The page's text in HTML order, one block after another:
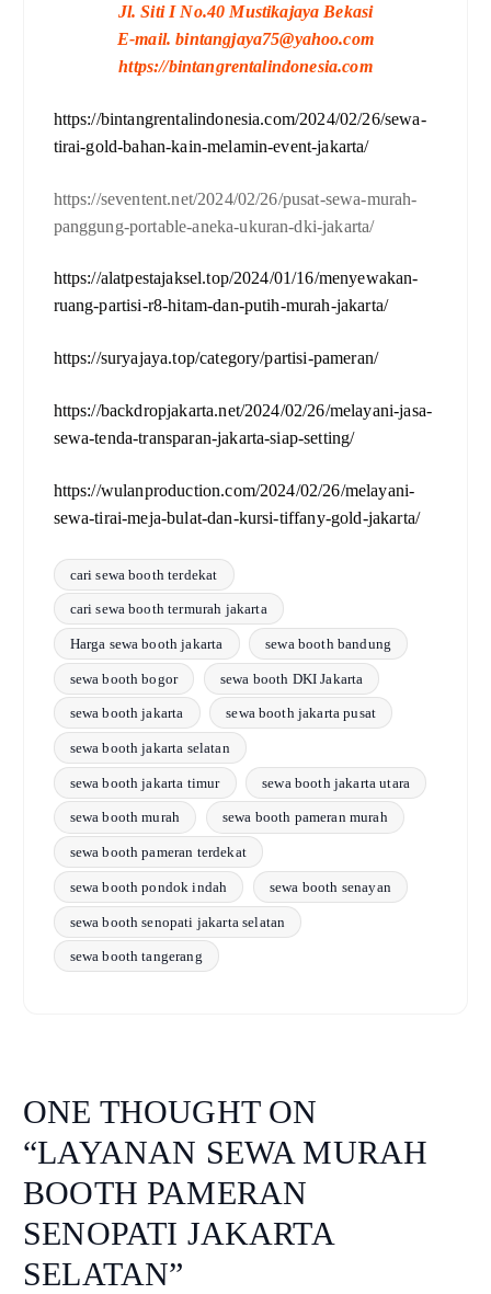
Jl. Siti I No.40 Mustikajaya Bekasi
E-mail. bintangjaya75@yahoo.com
https://bintangrentalindonesia.com
https://bintangrentalindonesia.com/2024/02/26/sewa-
tirai-gold-bahan-kain-melamin-event-jakarta/
https://seventent.net/2024/02/26/pusat-sewa-murah-
panggung-portable-aneka-ukuran-dki-jakarta/
https://alatpestajaksel.top/2024/01/16/menyewakan-
ruang-partisi-r8-hitam-dan-putih-murah-jakarta/
https://suryajaya.top/category/partisi-pameran/
https://backdropjakarta.net/2024/02/26/melayani-jasa-
sewa-tenda-transparan-jakarta-siap-setting/
https://wulanproduction.com/2024/02/26/melayani-
sewa-tirai-meja-bulat-dan-kursi-tiffany-gold-jakarta/
cari sewa booth terdekat
cari sewa booth termurah jakarta
Harga sewa booth jakarta sewa booth bandung
sewa booth bogor sewa booth DKI Jakarta
sewa booth jakarta sewa booth jakarta pusat
sewa booth jakarta selatan
sewa booth jakarta timur sewa booth jakarta utara
sewa booth murah sewa booth pameran murah
sewa booth pameran terdekat
sewa booth pondok indah sewa booth senayan
sewa booth senopati jakarta selatan
sewa booth tangerang
ONE THOUGHT ON
“LAYANAN SEWA MURAH
BOOTH PAMERAN
SENOPATI JAKARTA
SELATAN”